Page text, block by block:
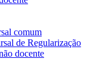
comum
de Regularização
docente